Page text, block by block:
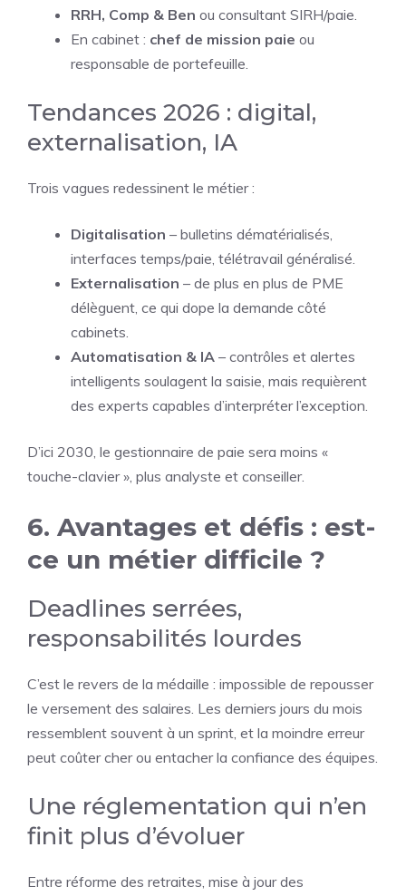
RRH, Comp & Ben ou consultant SIRH/paie.
En cabinet : chef de mission paie ou
responsable de portefeuille.
Tendances 2026 : digital,
externalisation, IA
Trois vagues redessinent le métier :
Digitalisation – bulletins dématérialisés,
interfaces temps/paie, télétravail généralisé.
Externalisation – de plus en plus de PME
délèguent, ce qui dope la demande côté
cabinets.
Automatisation & IA – contrôles et alertes
intelligents soulagent la saisie, mais requièrent
des experts capables d’interpréter l’exception.
D’ici 2030, le gestionnaire de paie sera moins «
touche-clavier », plus analyste et conseiller.
6. Avantages et défis : est-
ce un métier difficile ?
Deadlines serrées,
responsabilités lourdes
C’est le revers de la médaille : impossible de repousser
le versement des salaires. Les derniers jours du mois
ressemblent souvent à un sprint, et la moindre erreur
peut coûter cher ou entacher la confiance des équipes.
Une réglementation qui n’en
finit plus d’évoluer
Entre réforme des retraites, mise à jour des